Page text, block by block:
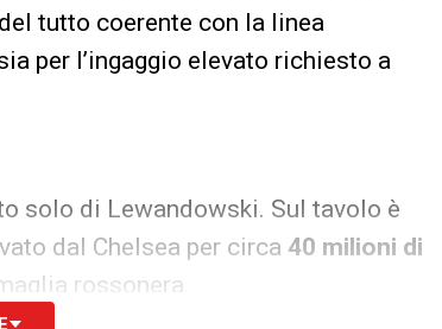
tutto coerente con la linea
per l’ingaggio elevato richiesto a
solo di Lewandowski. Sul tavolo è
dal Chelsea per circa 40 milioni di
rossonera.